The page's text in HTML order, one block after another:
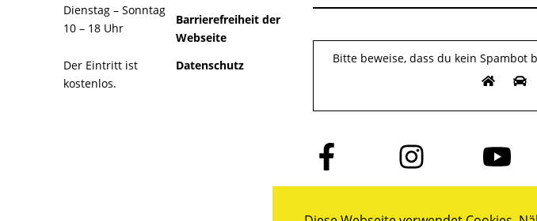
Dienstag – Sonntag
10 – 18 Uhr
Der Eintritt ist
kostenlos.
Barrierefreiheit der
Webseite
Datenschutz
Bitte beweise, dass du kein Spambot
Folge
uns
auf
Folge
uns
auf
Folge
uns
auf